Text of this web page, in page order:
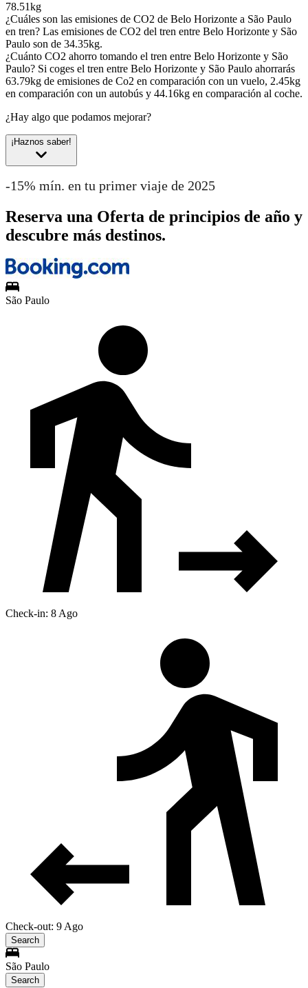
78.51kg
¿Cuáles son las emisiones de CO2 de Belo Horizonte a São Paulo
en tren? Las emisiones de CO2 del tren entre Belo Horizonte y São
Paulo son de 34.35kg.
¿Cuánto CO2 ahorro tomando el tren entre Belo Horizonte y São
Paulo? Si coges el tren entre Belo Horizonte y São Paulo ahorrarás
63.79kg de emisiones de Co2 en comparación con un vuelo, 2.45kg
en comparación con un autobús y 44.16kg en comparación al coche.
¿Hay algo que podamos mejorar?
¡Haznos saber!
-15% mín. en tu primer viaje de 2025
Reserva una Oferta de principios de año y
descubre más destinos.
São Paulo
Check-in: 8 Ago
Check-out: 9 Ago
Search
São Paulo
Search